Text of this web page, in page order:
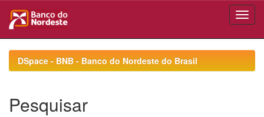
navigationDSpace - BNB - Banco do Nordeste do Brasil
Pesquisar